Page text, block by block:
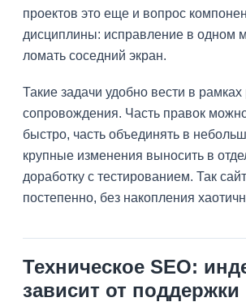
проектов это еще и вопрос
дисциплины: исправление в одном
ломать соседний экран.
Такие задачи удобно вести в рамках
сопровождения. Часть правок
быстро, часть объединять в
крупные изменения выносить в
доработку с тестированием. Так
постепенно, без накопления
Техническое SEO:
зависит от поддержки